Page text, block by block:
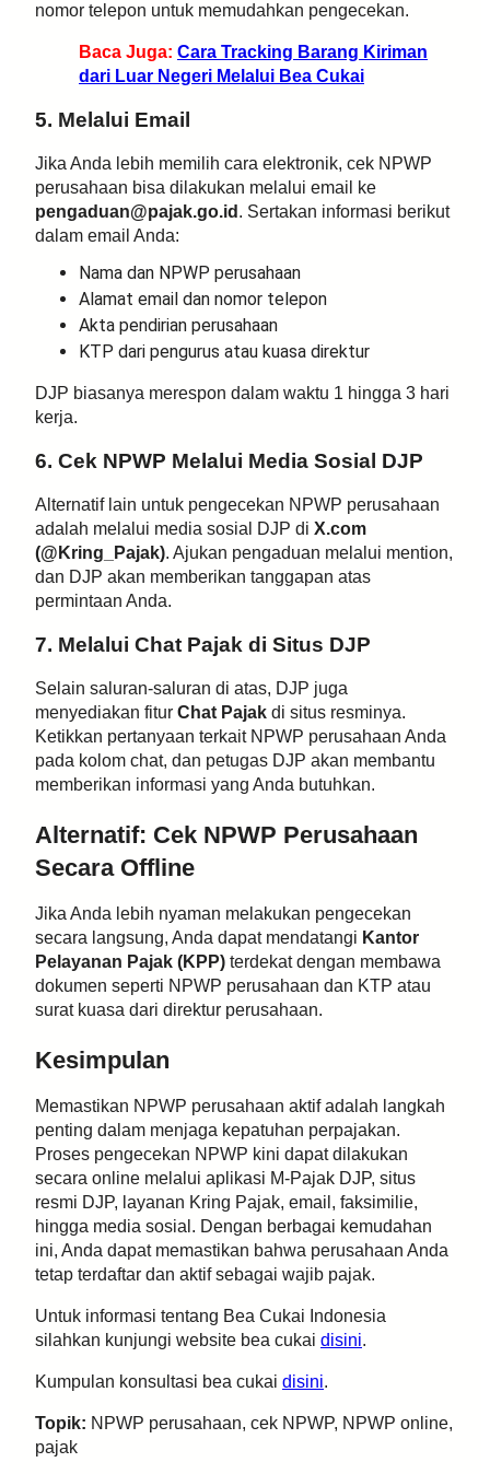
nomor telepon untuk memudahkan pengecekan.
Baca Juga: Cara Tracking Barang Kiriman
dari Luar Negeri Melalui Bea Cukai
5. Melalui Email
Jika Anda lebih memilih cara elektronik, cek NPWP
perusahaan bisa dilakukan melalui email ke
pengaduan@pajak.go.id . Sertakan informasi berikut
dalam email Anda:
Nama dan NPWP perusahaan
Alamat email dan nomor telepon
Akta pendirian perusahaan
KTP dari pengurus atau kuasa direktur
DJP biasanya merespon dalam waktu 1 hingga 3 hari
kerja.
6. Cek NPWP Melalui Media Sosial DJP
Alternatif lain untuk pengecekan NPWP perusahaan
adalah melalui media sosial DJP di X.com
(@Kring_Pajak). Ajukan pengaduan melalui mention,
dan DJP akan memberikan tanggapan atas
permintaan Anda.
7. Melalui Chat Pajak di Situs DJP
Selain saluran-saluran di atas, DJP juga
menyediakan fitur Chat Pajak di situs resminya.
Ketikkan pertanyaan terkait NPWP perusahaan Anda
pada kolom chat, dan petugas DJP akan membantu
memberikan informasi yang Anda butuhkan.
Alternatif: Cek NPWP Perusahaan
Secara Offline
Jika Anda lebih nyaman melakukan pengecekan
secara langsung, Anda dapat mendatangi Kantor
Pelayanan Pajak (KPP) terdekat dengan membawa
dokumen seperti NPWP perusahaan dan KTP atau
surat kuasa dari direktur perusahaan.
Kesimpulan
Memastikan NPWP perusahaan aktif adalah langkah
penting dalam menjaga kepatuhan perpajakan.
Proses pengecekan NPWP kini dapat dilakukan
secara online melalui aplikasi M-Pajak DJP, situs
resmi DJP, layanan Kring Pajak, email, faksimilie,
hingga media sosial. Dengan berbagai kemudahan
ini, Anda dapat memastikan bahwa perusahaan Anda
tetap terdaftar dan aktif sebagai wajib pajak.
Untuk informasi tentang Bea Cukai Indonesia
silahkan kunjungi website bea cukai disini.
Kumpulan konsultasi bea cukai disini.
Topik: NPWP perusahaan, cek NPWP, NPWP online,
pajak